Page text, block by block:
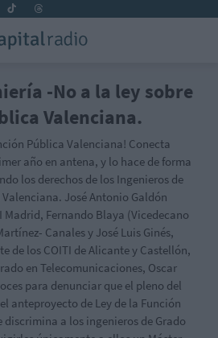
-No a la ley sobre
Valenciana.
Pública Valenciana! Conecta
año en antena, y lo hace de forma
los derechos de los Ingenieros de
José Antonio Galdón
Madrid, Fernando Blaya (Vicedecano
Canales y José Luis Ginés,
de los COITI de Alicante y Castellón,
en Telecomunicaciones, Oscar
para denunciar que el pleno del
anteproyecto de Ley de la Función
a los ingenieros de Grado